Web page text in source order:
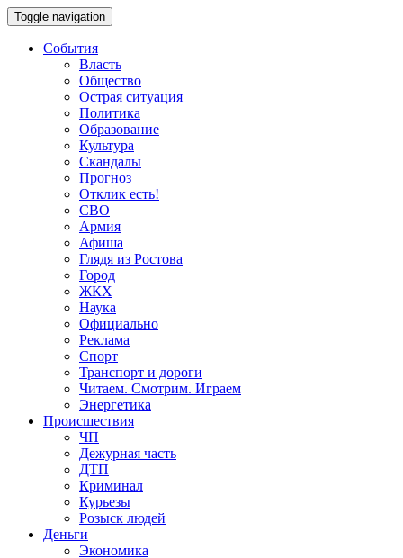
Toggle navigation
События
Власть
Общество
Острая ситуация
Политика
Образование
Культура
Скандалы
Прогноз
Отклик есть!
СВО
Армия
Афиша
Глядя из Ростова
Город
ЖКХ
Наука
Официально
Реклама
Спорт
Транспорт и дороги
Читаем. Смотрим. Играем
Энергетика
Происшествия
ЧП
Дежурная часть
ДТП
Криминал
Курьезы
Розыск людей
Деньги
Экономика